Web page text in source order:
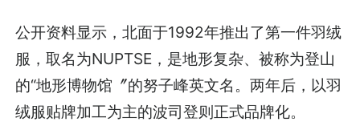
公开资料显示，北面于1992年推出了第一件羽绒
服，取名为NUPTSE，是地形复杂、被称为登山
的“地形博物馆〞的努子峰英文名。两年后，以羽
绒服贴牌加工为主的波司登则正式品牌化。